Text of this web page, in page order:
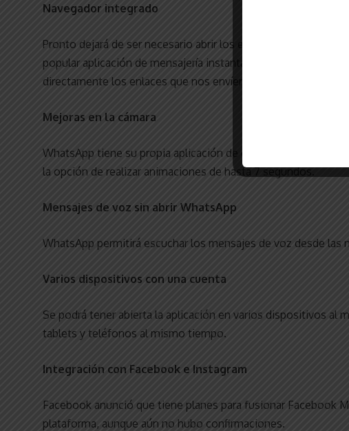
Navegador integrado
Pronto dejará de ser necesario abrir los enlaces que nos
popular aplicación de mensajería instantánea está trabajando
directamente los enlaces que nos envíen por mensajes, ya
Mejoras en la cámara
WhatsApp tiene su propia aplicación de cámara con algunas
la opción de realizar animaciones de hasta 7 segundos.
Mensajes de voz sin abrir WhatsApp
WhatsApp permitirá escuchar los mensajes de voz desde
Varios dispositivos con una cuenta
Se podrá tener abierta la aplicación en varios dispositivos al
tablets y teléfonos al mismo tiempo.
Integración con Facebook e Instagram
Facebook anunció que tiene planes para fusionar Facebook
plataforma, aunque aún no hubo confirmaciones.